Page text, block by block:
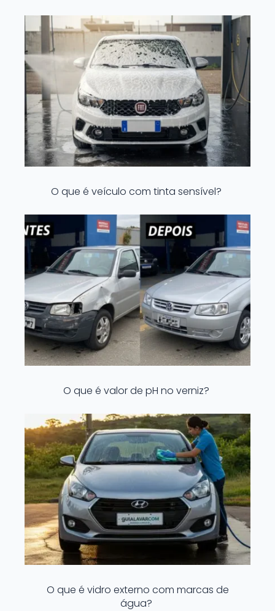
O que é veículo com tinta sensível?
O que é valor de pH no verniz?
O que é vidro externo com marcas de
água?